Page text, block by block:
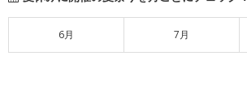
6月 7月